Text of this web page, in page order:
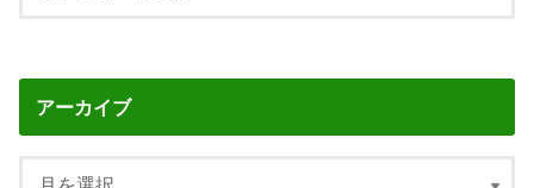
アーカイブ